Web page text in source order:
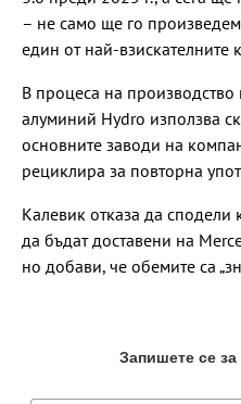
– не само ще го
един от най-взискателните
В процеса на производство
алуминий Hydro използва
основните заводи на
рециклира за повторна
Калевик отказа да сподели
да бъдат доставени на
но добави, че обемите са